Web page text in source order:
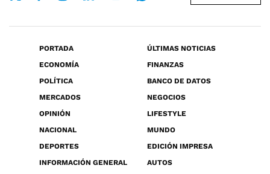
PORTADA
ÚLTIMAS NOTICIAS
ECONOMÍA
FINANZAS
POLÍTICA
BANCO DE DATOS
MERCADOS
NEGOCIOS
OPINIÓN
LIFESTYLE
NACIONAL
MUNDO
DEPORTES
EDICIÓN IMPRESA
INFORMACIÓN GENERAL
AUTOS